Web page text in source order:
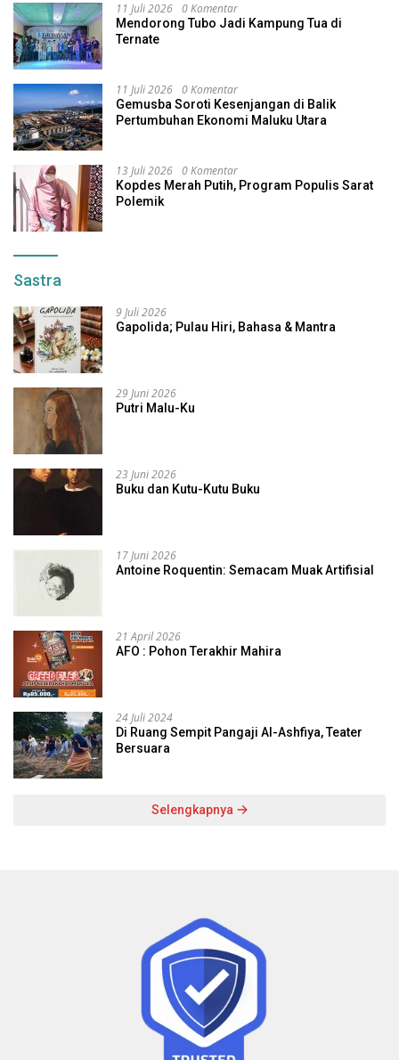
11 Juli 2026 0 Komentar
Mendorong Tubo Jadi Kampung Tua di
Ternate
11 Juli 2026 0 Komentar
Gemusba Soroti Kesenjangan di Balik
Pertumbuhan Ekonomi Maluku Utara
13 Juli 2026 0 Komentar
Kopdes Merah Putih, Program Populis Sarat
Polemik
Sastra
9 Juli 2026
Gapolida; Pulau Hiri, Bahasa & Mantra
29 Juni 2026
Putri Malu-Ku
23 Juni 2026
Buku dan Kutu-Kutu Buku
17 Juni 2026
Antoine Roquentin: Semacam Muak Artifisial
21 April 2026
AFO : Pohon Terakhir Mahira
24 Juli 2024
Di Ruang Sempit Pangaji Al-Ashfiya, Teater
Bersuara
Selengkapnya